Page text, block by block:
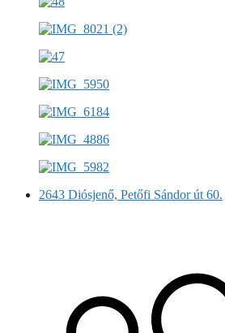
2643 Diósjenő, Petőfi Sándor út 60.